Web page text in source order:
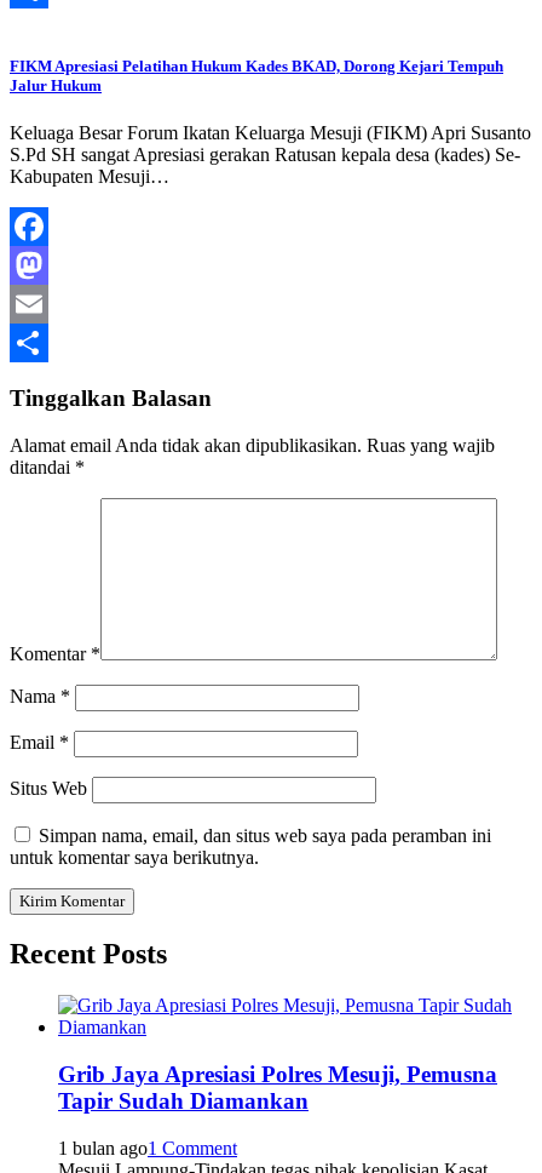
FIKM Apresiasi Pelatihan Hukum Kades BKAD, Dorong Kejari Tempuh
Jalur Hukum
Keluaga Besar Forum Ikatan Keluarga Mesuji (FIKM) Apri Susanto
S.Pd SH sangat Apresiasi gerakan Ratusan kepala desa (kades) Se-
Kabupaten Mesuji…
Facebook
Mastodon
Email
Tinggalkan Balasan
Alamat email Anda tidak akan dipublikasikan. Ruas yang wajib
ditandai *
Komentar *
Nama *
Email *
Situs Web
Simpan nama, email, dan situs web saya pada peramban ini
untuk komentar saya berikutnya.
Recent Posts
Grib Jaya Apresiasi Polres Mesuji, Pemusna
Tapir Sudah Diamankan
1 bulan ago1 Comment